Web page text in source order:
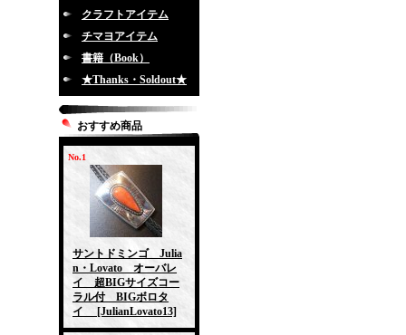
クラフトアイテム
チマヨアイテム
書籍（Book）
★Thanks・Soldout★
おすすめ商品
No.1
サントドミンゴ Julia
n・Lovato オーバレ
イ 超BIGサイズコー
ラル付 BIGボロタ
イ
[JulianLovato13]